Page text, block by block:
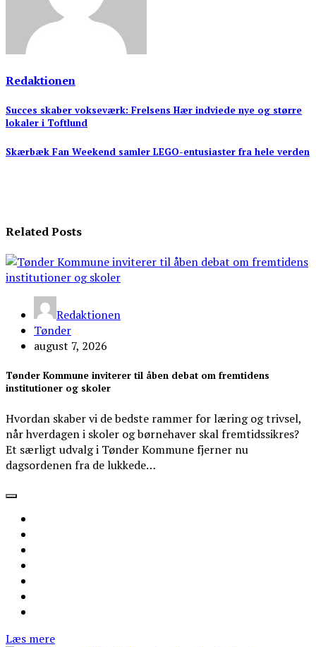
Redaktionen
Indlægsnavigation
Succes skaber vokseværk: Frelsens Hær indviede nye og større
lokaler i Toftlund
Skærbæk Fan Weekend samler LEGO-entusiaster fra hele verden
Related Posts
Redaktionen
Tønder
august 7, 2026
Tønder Kommune inviterer til åben debat om fremtidens
institutioner og skoler
Hvordan skaber vi de bedste rammer for læring og trivsel,
når hverdagen i skoler og børnehaver skal fremtidssikres?
Et særligt udvalg i Tønder Kommune fjerner nu
dagsordenen fra de lukkede…
Læs mere